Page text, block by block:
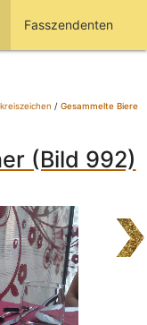
Fasszendenten
/ Gesammelte Biere
(Bild 992)